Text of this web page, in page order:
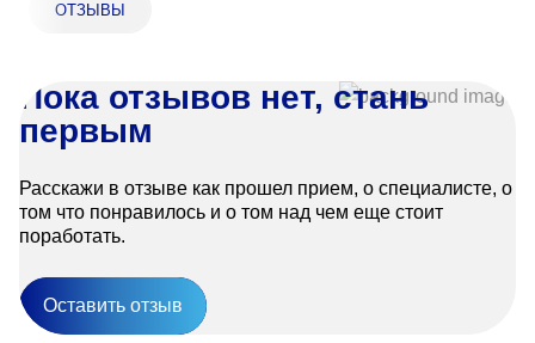
08:00–15:45
ОТЗЫВЫ
Пока отзывов нет, стань
первым
Расскажи в отзыве как прошел прием, о специалисте, о
том что понравилось и о том над чем еще стоит
поработать.
Оставить отзыв